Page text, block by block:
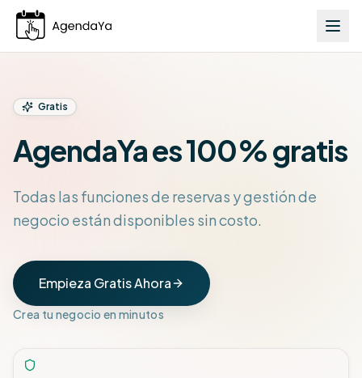
Gratis
AgendaYa es 100% gratis
Todas las funciones de reservas y gestión de
negocio están disponibles sin costo.
Empieza Gratis Ahora
Crea tu negocio en minutos